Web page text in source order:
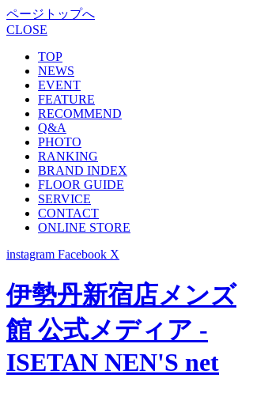
ページトップへ
CLOSE
TOP
NEWS
EVENT
FEATURE
RECOMMEND
Q&A
PHOTO
RANKING
BRAND INDEX
FLOOR GUIDE
SERVICE
CONTACT
ONLINE STORE
instagram Facebook X
伊勢丹新宿店メンズ
館 公式メディア -
ISETAN NEN'S net